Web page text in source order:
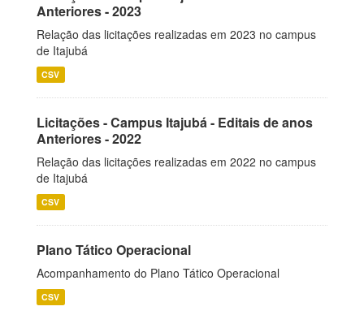
Anteriores - 2023
Relação das licitações realizadas em 2023 no campus
de Itajubá
CSV
Licitações - Campus Itajubá - Editais de anos
Anteriores - 2022
Relação das licitações realizadas em 2022 no campus
de Itajubá
CSV
Plano Tático Operacional
Acompanhamento do Plano Tático Operacional
CSV